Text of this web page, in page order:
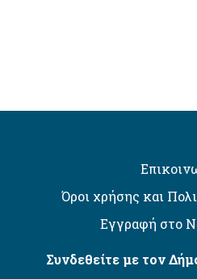
Όροι χρήσης και
Εγγραφή στο
Συνδεθείτε με τον